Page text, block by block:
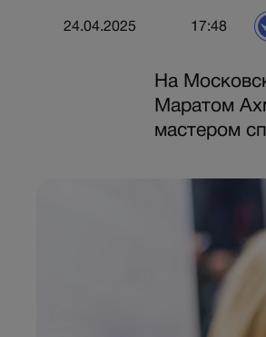
24.04.2025 17:48
На
Маратом
мастером